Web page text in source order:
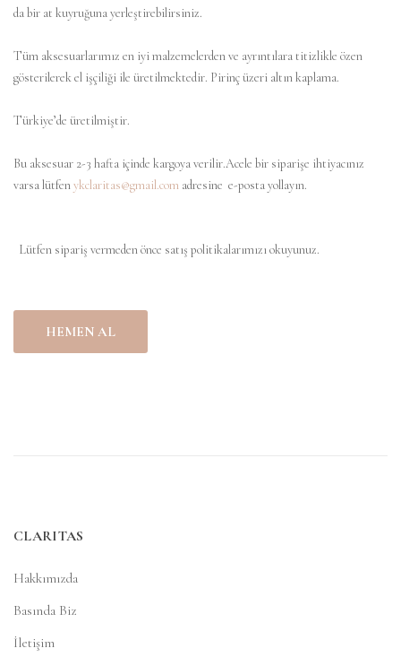
da bir at kuyruğuna yerleştirebilirsiniz.
Tüm aksesuarlarımız en iyi malzemelerden ve ayrıntılara titizlikle özen
gösterilerek el işçiliği ile üretilmektedir. Pirinç üzeri altın kaplama.
Türkiye’de üretilmiştir.
Bu aksesuar 2-3 hafta içinde kargoya verilir.Acele bir siparişe ihtiyacınız
varsa lütfenykclaritas@gmail.com adresine e-posta yollayın.
Lütfen sipariş vermeden önce satış politikalarımızı okuyunuz.
HEMEN AL
CLARITAS
Hakkımızda
Basında Biz
İletişim